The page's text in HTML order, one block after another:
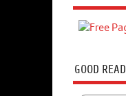
GOOD